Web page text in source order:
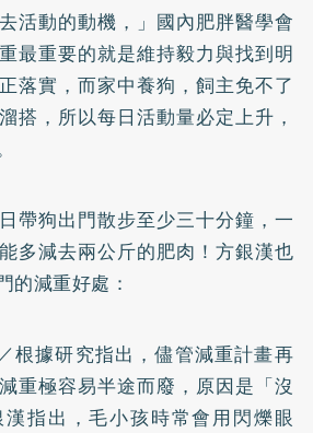
活動的動機，」國內肥胖醫學會
最重要的就是維持毅力與找到明
落實，而家中養狗，飼主免不了
搭，所以每日活動量必定上升，
帶狗出門散步至少三十分鐘，一
多減去兩公斤的肥肉！方銀漢也
的減重好處：
根據研究指出，儘管減重計畫再
重極容易半途而廢，原因是「沒
指出，毛小孩時常會用閃爍眼